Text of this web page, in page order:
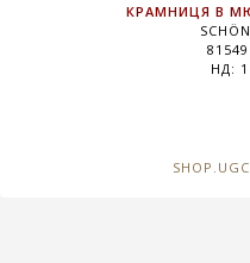
КРАМНИЦЯ В
НД: